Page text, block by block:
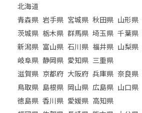
北海道
青森県 岩手県 宮城県 秋田県 山形県
茨城県 栃木県 群馬県 埼玉県 千葉県
新潟県 富山県 石川県 福井県 山梨県
岐阜県 静岡県 愛知県 三重県
滋賀県 京都府 大阪府 兵庫県 奈良県
鳥取県 島根県 岡山県 広島県 山口県
徳島県 香川県 愛媛県 高知県